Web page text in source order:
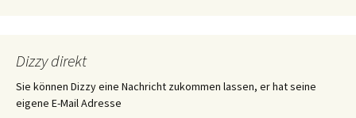
Dizzy direkt
Sie können Dizzy eine Nachricht zukommen lassen, er hat seine
eigene E-Mail Adresse